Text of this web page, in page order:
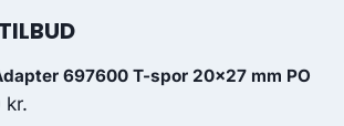
697600 T-spor 20x27 mm PO
kr.